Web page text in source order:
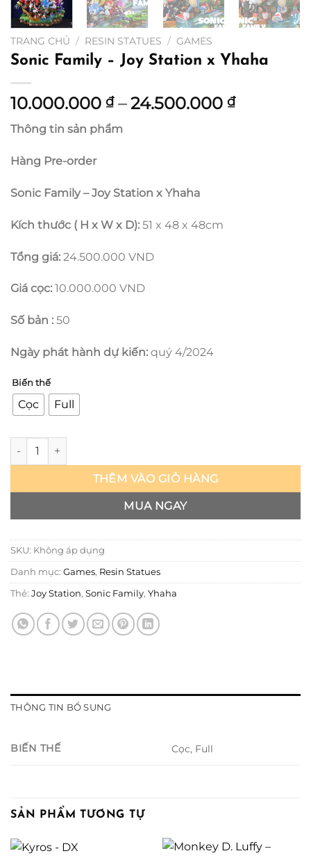
TRANG CHỦ / RESIN STATUES / GAMES
Sonic Family – Joy Station x Yhaha
10.000.000 ₫ – 24.500.000 ₫Khoảng
Thông tin sản phẩm
Hàng Pre-order
Sonic Family – Joy Station x Yhaha
Kích thước ( H x W x D): 51 x 48 x 48cm
Tổng giá: 24.500.000 VND
Giá cọc: 10.000.000 VND
Số bản : 50
Ngày phát hành dự kiến: quý 4/2024
Biến thế
Cọc Full
Sonic Family - Joy Station x Yhaha số lượng
THÊM VÀO GIỎ HÀNG
MUA NGAY
SKU: Không áp dụng
Danh mục: Games, Resin Statues
Thẻ: Joy Station, Sonic Family, Yhaha
THÔNG TIN BỔ SUNG
BIẾN THẾ Cọc, Full
SẢN PHẨM TƯƠNG TỰ